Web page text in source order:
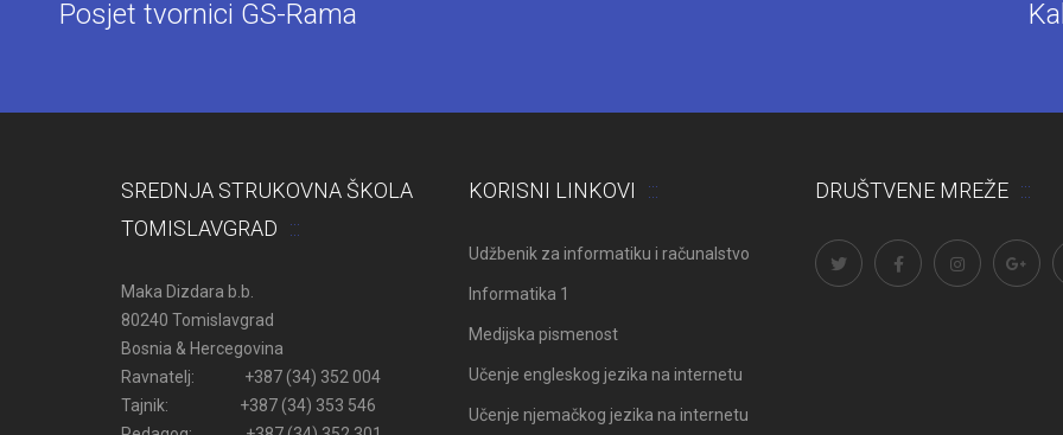
Posjet tvornici GS-Rama
SREDNJA STRUKOVNA ŠKOLA
TOMISLAVGRAD
Maka Dizdara b.b.
80240 Tomislavgrad
Bosnia & Hercegovina
Ravnatelj: +387 (34) 352 004
Tajnik: +387 (34) 353 546
KORISNI LINKOVI
Udžbenik za informatiku i računalstvo
Informatika 1
Medijska pismenost
Učenje engleskog jezika na internetu
Učenje njemačkog jezika na internetu
DRUŠTVENE MREŽE
učionicama